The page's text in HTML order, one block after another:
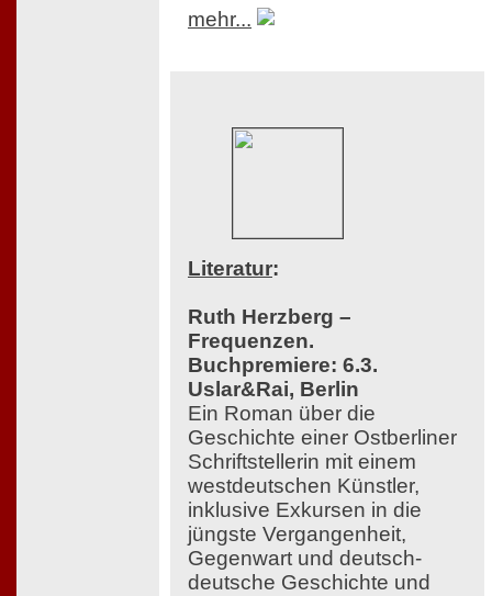
mehr...
Literatur:
Ruth Herzberg –
Frequenzen.
Buchpremiere: 6.3.
Uslar&Rai, Berlin
Ein Roman über die
Geschichte einer Ostberliner
Schriftstellerin mit einem
westdeutschen Künstler,
inklusive Exkursen in die
jüngste Vergangenheit,
Gegenwart und deutsch-
deutsche Geschichte und